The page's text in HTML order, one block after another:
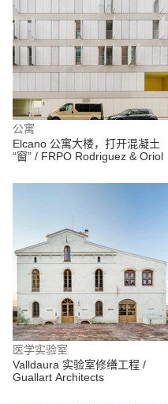
公寓
Elcano 公寓大楼，打开混凝土
“窗” / FRPO Rodriguez & Oriol
医学实验室
Valldaura 实验室修缮工程 /
Guallart Architects